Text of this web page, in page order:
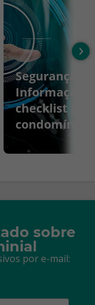
Segurança da
Informação:
checklist
condomínios
›
sobre
por e-mail: